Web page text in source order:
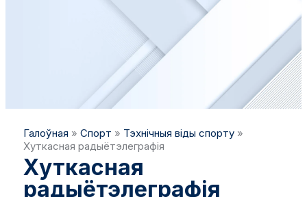
Галоўная » Спорт » Тэхнічныя віды спорту »
Хуткасная радыётэлеграфія
Хуткасная
радыётэлеграфія